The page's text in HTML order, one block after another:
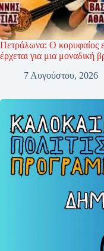
Πετράλωνα: Ο κορυφαίος
έρχεται για μια μοναδική
7 Αυγούστου, 2026